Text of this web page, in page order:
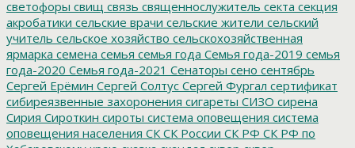
светофоры свищ связь священнослужитель секта секция
акробатики сельские врачи сельские жители сельский
учитель сельское хозяйство сельскохозяйственная
ярмарка семена семья семья года Семья года-2019 семья
года-2020 Семья года-2021 Сенаторы сено сентябрь
Сергей Ерёмин Сергей Солтус Сергей Фургал сертификат
сибиреязвенные захоронения сигареты СИЗО сирена
Сирия Сироткин сироты система оповещения система
оповещения населения СК СК России СК РФ СК РФ по